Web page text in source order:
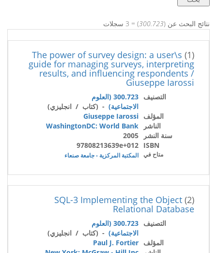
نتائج البحث عن (300.723) = 3 سجلات
(1)
The power of survey design: a user\s
guide for managing surveys, interpreting
results, and influencing respondents /
Giuseppe Iarossi
التصنيف
300.723 (العلوم
الاجتماعية) - (كتاب / انجليزي)
المؤلف Giuseppe Iarossi
الناشر
WashingtonDC: World Bank
سنة النشر
2005
ISBN
97808213639e+012
متاح في المكتبة المركزية - جامعة صنعاء
(2)
SQL-3 Implementing the Object
Relational Database
التصنيف
300.723 (العلوم
الاجتماعية) - (كتاب / انجليزي)
المؤلف Paul J. Fortier